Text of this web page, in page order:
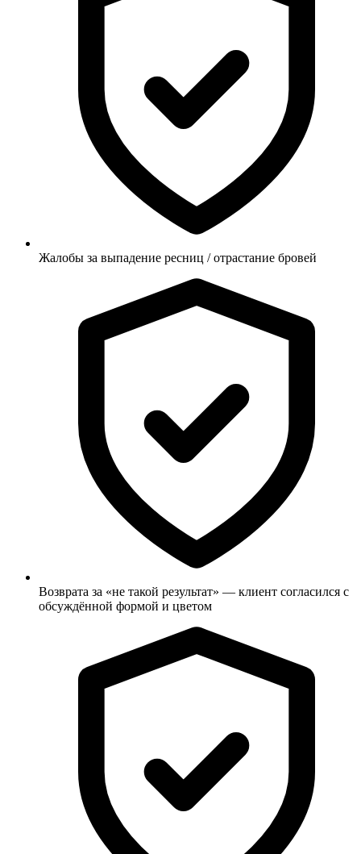
Жалобы за выпадение ресниц / отрастание бровей
Возврата за «не такой результат» — клиент согласился с
обсуждённой формой и цветом